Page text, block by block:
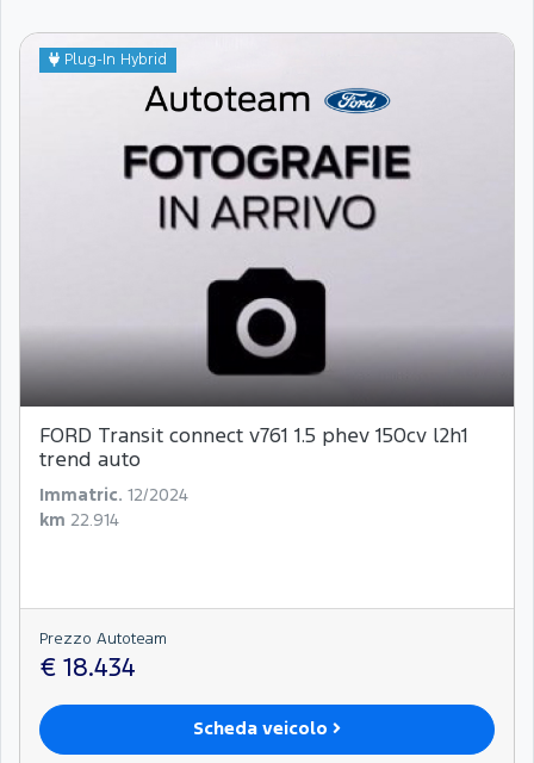
Plug-In Hybrid
FORD Transit connect v761 1.5 phev 150cv l2h1
trend auto
Immatric. 12/2024
km 22.914
Prezzo Autoteam
€ 18.434
Scheda veicolo